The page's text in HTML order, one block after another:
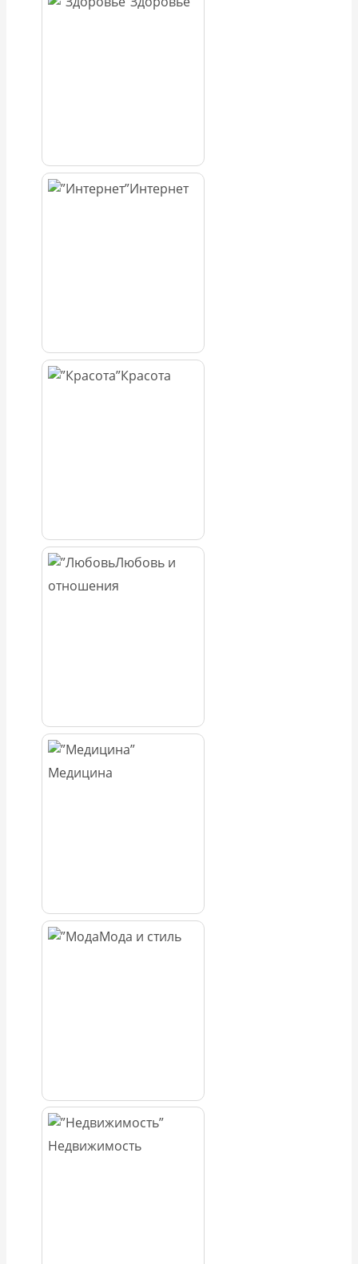
Интернет
Красота
Любовь и
отношения
Медицина
Мода и стиль
Недвижимость